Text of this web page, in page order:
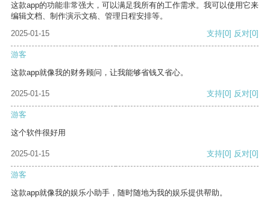
这款app的功能非常强大，可以满足我所有的工作需求。我可以使用它来
编辑文档、制作演示文稿、管理日程安排等。
2025-01-15
支持[0] 反对[0]
游客
这款app就像我的财务顾问，让我能够省钱又省心。
2025-01-15 支持[0] 反对[0]
游客
这个软件很好用
2025-01-15 支持[0] 反对[0]
游客
这款app就像我的娱乐小助手，随时随地为我的娱乐提供帮助。